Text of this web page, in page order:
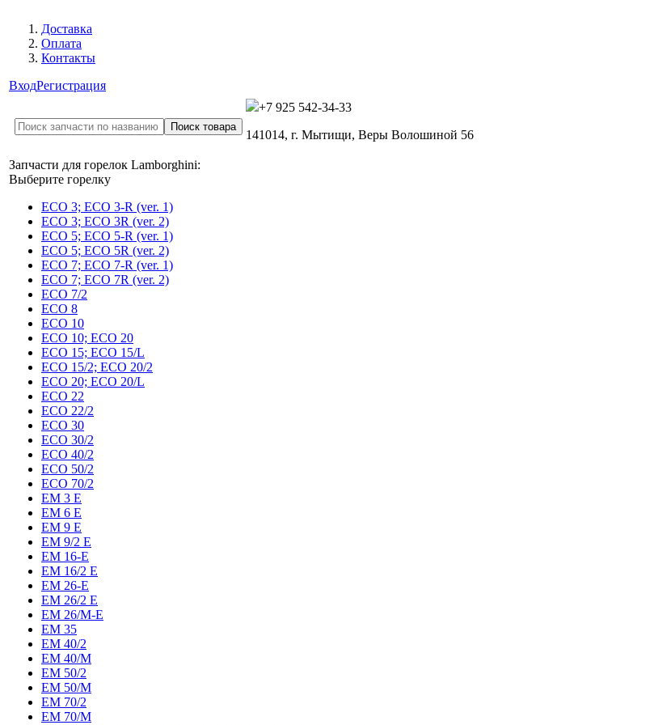
Доставка
Оплата
Контакты
ВходРегистрация
+7 925 542-34-33
141014, г. Мытищи, Веры Волошиной 56
Запчасти для горелок Lamborghini:
Выберите горелку
ECO 3; ECO 3-R (ver. 1)
ECO 3; ECO 3R (ver. 2)
ECO 5; ECO 5-R (ver. 1)
ECO 5; ECO 5R (ver. 2)
ECO 7; ECO 7-R (ver. 1)
ECO 7; ECO 7R (ver. 2)
ECO 7/2
ECO 8
ECO 10
ECO 10; ECO 20
ECO 15; ECO 15/L
ECO 15/2; ECO 20/2
ECO 20; ECO 20/L
ECO 22
ECO 22/2
ECO 30
ECO 30/2
ECO 40/2
ECO 50/2
ECO 70/2
EM 3 E
EM 6 E
EM 9 E
EM 9/2 E
EM 16-E
EM 16/2 E
EM 26-E
EM 26/2 E
EM 26/M-E
EM 35
EM 40/2
EM 40/M
EM 50/2
EM 50/M
EM 70/2
EM 70/M